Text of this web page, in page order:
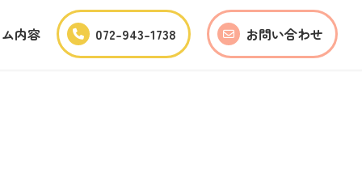
内容 072-943-1738 お問い合わせ